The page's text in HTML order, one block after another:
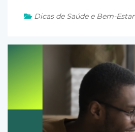
Dicas de Saúde e Bem-Estar